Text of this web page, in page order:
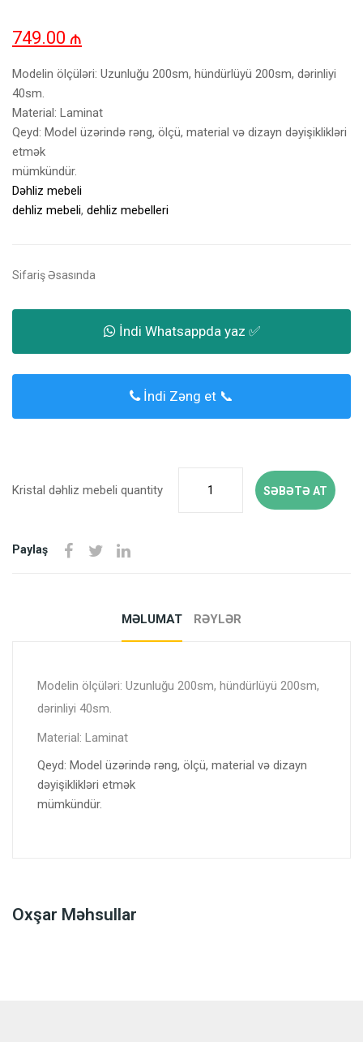
749.00 ₼
Modelin ölçüləri: Uzunluğu 200sm, hündürlüyü 200sm, dərinliyi
40sm.
Material: Laminat
Qeyd: Model üzərində rəng, ölçü, material və dizayn dəyişiklikləri
etmək
mümkündür.
Dəhliz mebeli
dehliz mebeli, dehliz mebelleri
Sifariş Əsasında
İndi Whatsappda yaz ✅
İndi Zəng et 📞
Kristal dəhliz mebeli quantity SƏBƏTƏ AT
Paylaş
MƏLUMAT RƏYLƏR
Modelin ölçüləri: Uzunluğu 200sm, hündürlüyü 200sm,
dərinliyi 40sm.
Material: Laminat
Qeyd: Model üzərində rəng, ölçü, material və dizayn
dəyişiklikləri etmək
mümkündür.
Oxşar Məhsullar